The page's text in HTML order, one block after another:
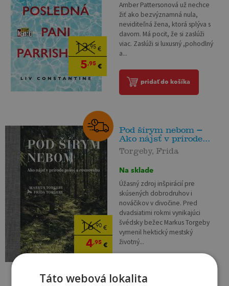
13,95€
5,95€
Amber Pattersonová už nechce
žiť ako bezvýznamná nula,
neviditeľná žena, ktorá splýva s
davom. Má pocit, že si zaslúži
viac. Zaslúži si luxusný ,pohodlný
a...
pridať do košíka
16,90€
4,95€
Pod šírym nebom –
Ako nájsť v prírode...
Torgeby, Frida
Na sklade
Úžasný zdroj inšpirácií pre
skúsených dobrodruhov i
nováčikov v divočine. Pred
dvadsiatimi rokmi vynikajúci
švédsky bežec Markus Torgeby
vymenil hektický mestský
životný...
Táto webová lokalita